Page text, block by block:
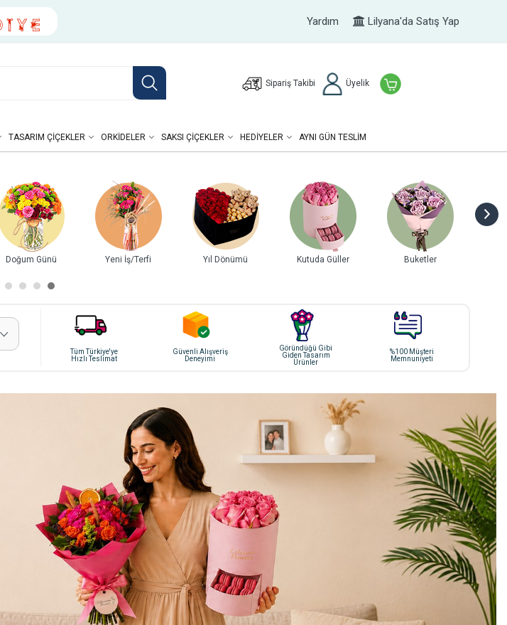
Yardım Lilyana'da Satış Yap
Sipariş Takibi Üyelik
TASARIM ÇIÇEKLER ORKIDELER SAKSI ÇIÇEKLER HEDIYELER AYNI GÜN TESLİM
Yıl Dönümü Kutuda Güller Buketler Gurme Lezzetler Tasarım Çiçekler
Tüm Türkiye'ye
Hızlı Teslimat
Güvenli Alışveriş
Deneyimi
Göründüğü Gibi
Giden Tasarım
Ürünler
%100 Müşteri
Memnuniyeti